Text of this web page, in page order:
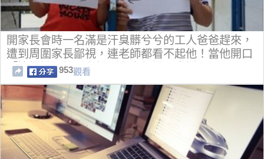
開家長會時一名滿是汗臭髒兮兮的工人爸爸趕來，
遭到周圍家長鄙視，連老師都看不起他！當他開口
「這樣說」後，在場所有人都說不出話了...
953觀看